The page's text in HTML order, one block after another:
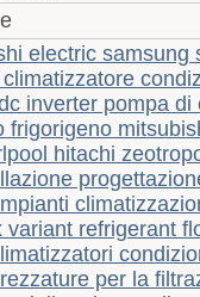
electric samsung
inverter pompa
frigorigeno
hitachi
variant refrigerant
per la